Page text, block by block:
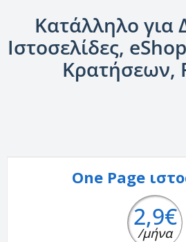
Κατάλληλο για
Ιστοσελίδες,
Κρατήσεων,
One Page
2,9€
/μήνα